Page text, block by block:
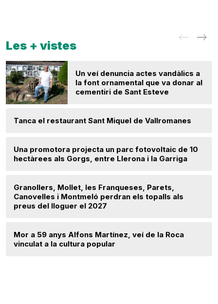
Les + vistes
Un veí denuncia actes vandàlics a
la font ornamental que va donar al
cementiri de Sant Esteve
Tanca el restaurant Sant Miquel de Vallromanes
Una promotora projecta un parc fotovoltaic de 10
hectàrees als Gorgs, entre Llerona i la Garriga
Granollers, Mollet, les Franqueses, Parets,
Canovelles i Montmeló perdran els topalls als
preus del lloguer el 2027
Mor a 59 anys Alfons Martínez, veí de la Roca
vinculat a la cultura popular